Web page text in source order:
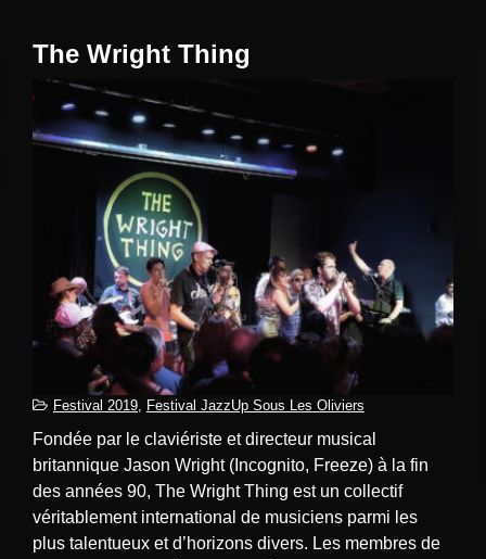
The Wright Thing
Festival 2019, Festival JazzUp Sous Les Oliviers
Fondée par le claviériste et directeur musical
britannique Jason Wright (Incognito, Freeze) à la fin
des années 90, The Wright Thing est un collectif
véritablement international de musiciens parmi les
plus talentueux et d’horizons divers. Les membres de